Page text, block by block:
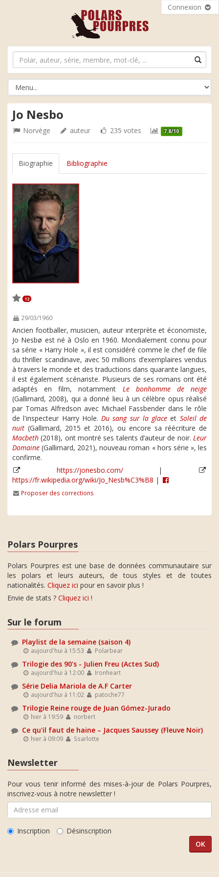
Connexion
Jo Nesbo
Norvège auteur 235 votes 7.8/10
Biographie Bibliographie
12
29/03/1960
Ancien footballer, musicien, auteur interprète et économiste,
Jo Nesbø est né à Oslo en 1960. Mondialement connu pour
sa série « Harry Hole », il est considéré comme le chef de file
du thriller scandinave, avec 50 millions d’exemplaires vendus
à travers le monde et des traductions dans quarante langues,
il est également scénariste. Plusieurs de ses romans ont été
adaptés en film, notamment Le bonhomme de neige
(Gallimard, 2008), qui a donné lieu à un célèbre opus réalisé
par Tomas Alfredson avec Michael Fassbender dans le rôle
de l'inspecteur Harry Hole.Du sang sur la glace et Soleil de
nuit (Gallimard, 2015 et 2016), ou encore sa réécriture de
Macbeth (2018), ont montré ses talents d’auteur de noir. Leur
Domaine (Gallimard, 2021), nouveau roman « hors série », les
confirme.
https://jonesbo.com/|
https://fr.wikipedia.org/wiki/Jo_Nesb%C3%B8 |
Proposer des corrections
Polars Pourpres
Polars Pourpres est une base de données communautaire sur
les polars et leurs auteurs, de tous styles et de toutes
nationalités. Cliquez ici pour en savoir plus !
Envie de stats ? Cliquez ici !
Sur le forum
Playlist de la semaine (saison 4)
aujourd'hui à 15:53 Polarbear
Trilogie des 90's - Julien Freu (Actes Sud)
aujourd'hui à 12:00 Ironheart
Série Delia Mariola de A.F Carter
aujourd'hui à 11:02 patoche77
Trilogie Reine rouge de Juan Gómez-Jurado
hier à 19:59 norbert
Ce qu'il faut de haine – Jacques Saussey (Fleuve Noir)
hier à 09:09 Ssarlotte
Newsletter
Pour vous tenir informé des mises-à-jour de Polars Pourpres,
inscrivez-vous à notre newsletter !
Inscription Désinscription